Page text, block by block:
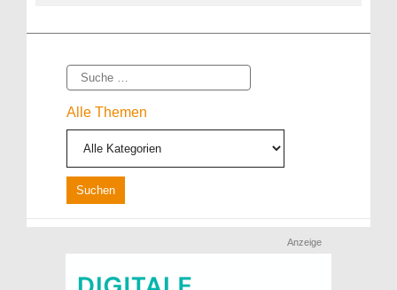
Suche
Alle Themen
Anzeige